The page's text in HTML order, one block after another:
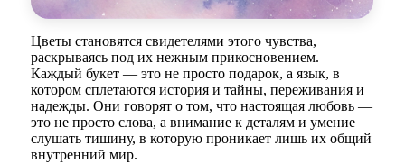
Цветы становятся свидетелями этого чувства,
раскрываясь под их нежным прикосновением.
Каждый букет — это не просто подарок, а язык, в
котором сплетаются история и тайны, переживания и
надежды. Они говорят о том, что настоящая любовь —
это не просто слова, а внимание к деталям и умение
слушать тишину, в которую проникает лишь их общий
внутренний мир.